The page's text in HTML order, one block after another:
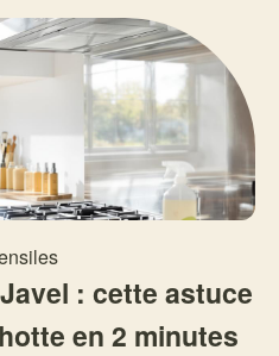
: cette astuce
en 2 minutes